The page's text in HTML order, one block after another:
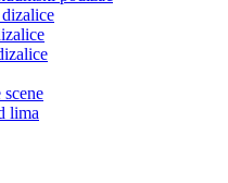
lima